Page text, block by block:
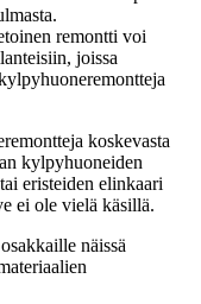
remontti voi
joissa
koskevasta
kylpyhuoneiden
eristeiden elinkaari
ei ole vielä käsillä.
näissä